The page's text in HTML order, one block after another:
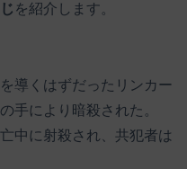
を紹介します。
導くはずだったリンカー
手により暗殺された。
中に射殺され、共犯者は